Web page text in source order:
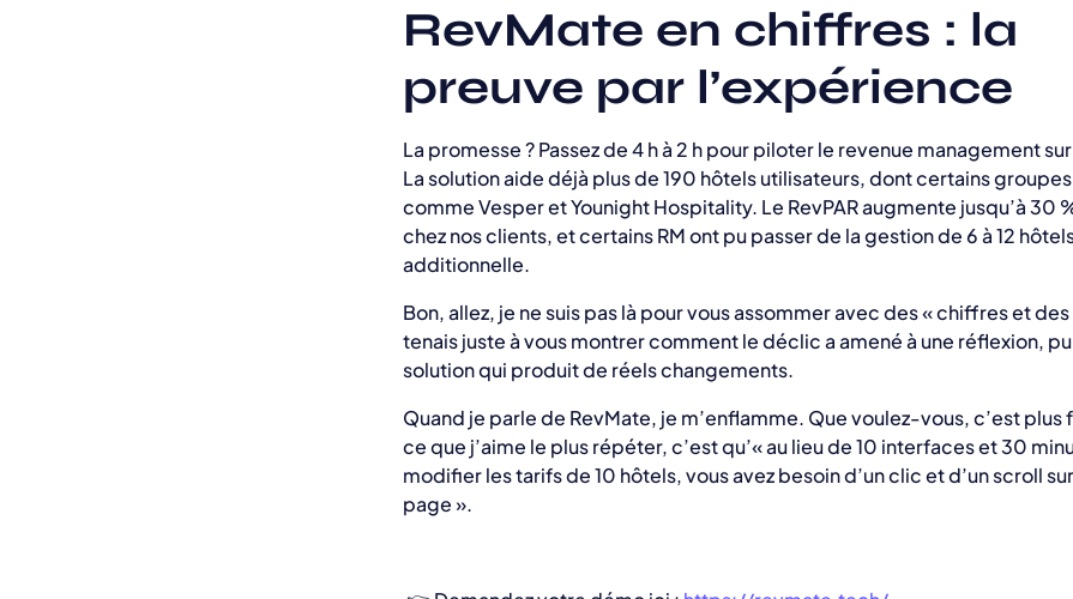
RevMate en chiffres : la
preuve par l’expérience
La promesse ? Passez de 4 h à 2 h pour piloter le revenue management
La solution aide déjà plus de 190 hôtels utilisateurs, dont certains
comme Vesper et Younight Hospitality. Le RevPAR augmente jusqu’à 30
chez nos clients, et certains RM ont pu passer de la gestion de 6 à 12
additionnelle.
Bon, allez, je ne suis pas là pour vous assommer avec des « chiffres et des
tenais juste à vous montrer comment le déclic a amené à une réflexion,
solution qui produit de réels changements.
Quand je parle de RevMate, je m’enflamme. Que voulez-vous, c’est plus
ce que j’aime le plus répéter, c’est qu’« au lieu de 10 interfaces et 30
modifier les tarifs de 10 hôtels, vous avez besoin d’un clic et d’un scroll
page ».